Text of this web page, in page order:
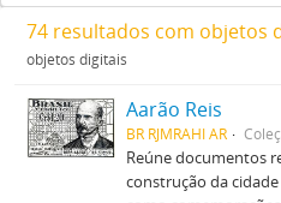
74 resultados com objetos
objetos digitais
Aarão Reis
BR RJMRAHI AR
Reúne documentos
construção da